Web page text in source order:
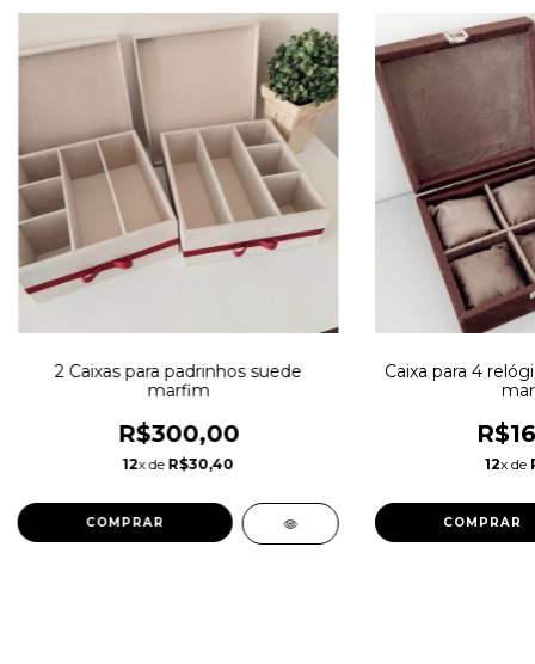
2 Caixas para padrinhos suede
marfim
R$300,00
12x de R$30,40
Caixa para 4
12x de
COMPRAR